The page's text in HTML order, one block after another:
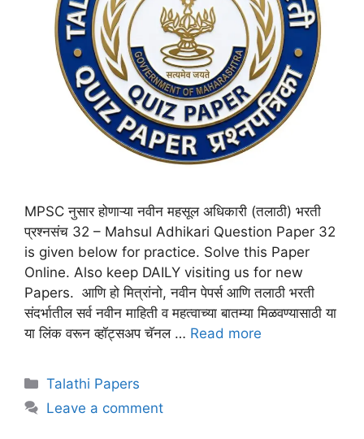
MPSC नुसार होणाऱ्या नवीन महसूल अधिकारी (तलाठी) भरती
प्रश्नसंच 32 – Mahsul Adhikari Question Paper 32
is given below for practice. Solve this Paper
Online. Also keep DAILY visiting us for new
Papers. आणि हो मित्रांनो, नवीन पेपर्स आणि तलाठी भरती
संदर्भातील सर्व नवीन माहिती व महत्वाच्या बातम्या मिळवण्यासाठी या
या लिंक वरून व्हॉट्सअप चॅनल … Read more
Talathi Papers
Leave a comment